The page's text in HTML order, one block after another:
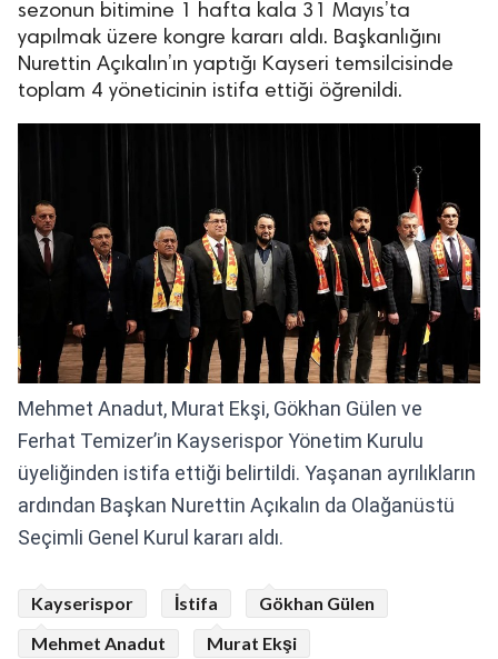
sezonun bitimine 1 hafta kala 31 Mayıs’ta
yapılmak üzere kongre kararı aldı. Başkanlığını
Nurettin Açıkalın’ın yaptığı Kayseri temsilcisinde
toplam 4 yöneticinin istifa ettiği öğrenildi.
Mehmet Anadut, Murat Ekşi, Gökhan Gülen ve
Ferhat Temizer’in Kayserispor Yönetim Kurulu
üyeliğinden istifa ettiği belirtildi. Yaşanan ayrılıkların
ardından Başkan Nurettin Açıkalın da Olağanüstü
Seçimli Genel Kurul kararı aldı.
Kayserispor İstifa
Gökhan Gülen
Mehmet Anadut
Murat Ekşi